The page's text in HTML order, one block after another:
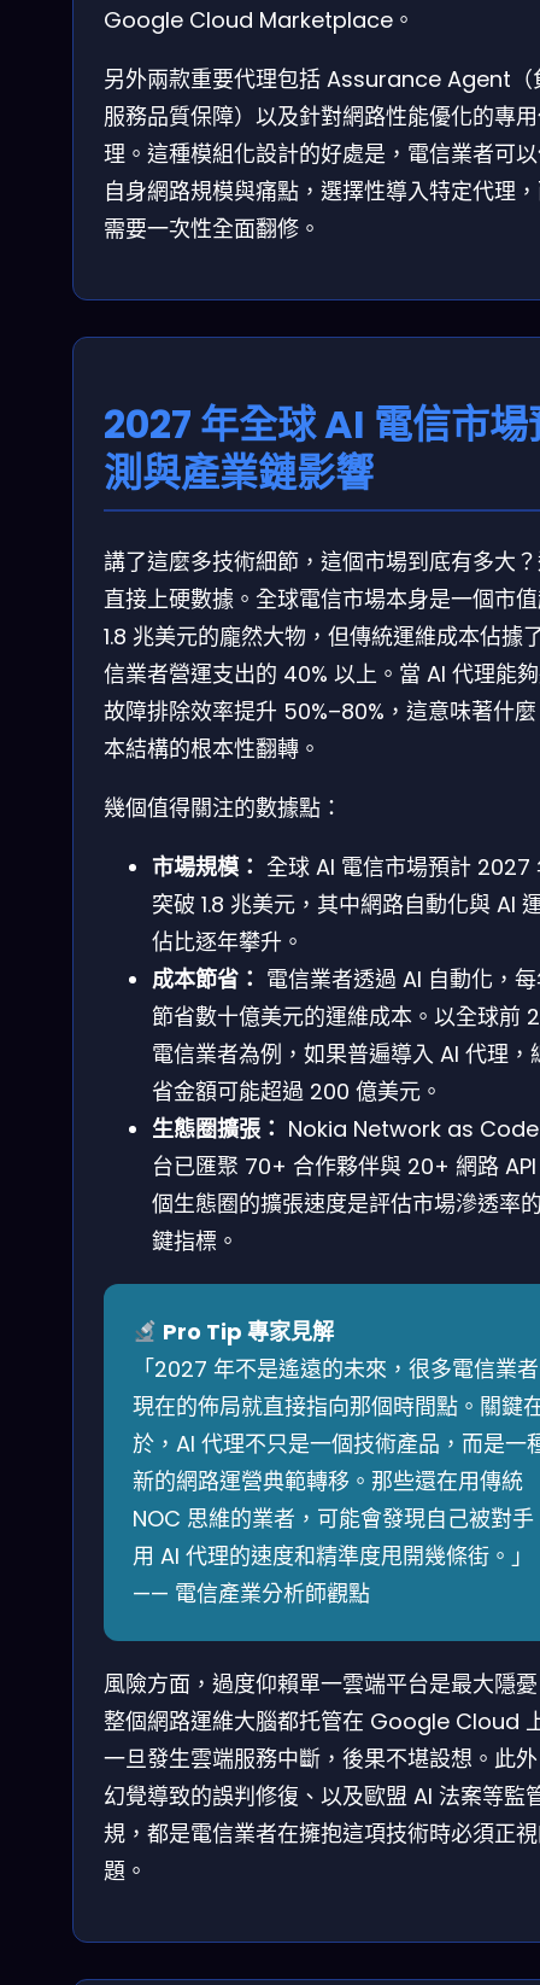
Google Cloud Marketplace。
另外兩款重要代理包括 Assurance Agent（
服務品質保障）以及針對網路性能優化的專
理。這種模組化設計的好處是，電信業者可
自身網路規模與痛點，選擇性導入特定代理
需要一次性全面翻修。
2027 年全球 AI 電信市場
測與產業鏈影響
講了這麼多技術細節，這個市場到底有多大
直接上硬數據。全球電信市場本身是一個市
1.8 兆美元的龐然大物，但傳統運維成本佔據
信業者營運支出的 40% 以上。當 AI 代理能
故障排除效率提升 50%–80%，這意味著什
本結構的根本性翻轉。
幾個值得關注的數據點：
市場規模： 全球 AI 電信市場預計 2027
突破 1.8 兆美元，其中網路自動化與 AI
佔比逐年攀升。
成本節省： 電信業者透過 AI 自動化，
節省數十億美元的運維成本。以全球前
電信業者為例，如果普遍導入 AI 代理，
省金額可能超過 200 億美元。
生態圈擴張： Nokia Network as
台已匯聚 70+ 合作夥伴與 20+ 網路
個生態圈的擴張速度是評估市場滲透率
鍵指標。
Pro Tip 專家見解
「2027 年不是遙遠的未來，很多電信業者
現在的佈局就直接指向那個時間點。關鍵
於，AI 代理不只是一個技術產品，而是一
新的網路運營典範轉移。那些還在用傳統
NOC 思維的業者，可能會發現自己被對手
用 AI 代理的速度和精準度甩開幾條街。」
—— 電信產業分析師觀點
風險方面，過度仰賴單一雲端平台是最大隱
整個網路運維大腦都托管在 Google Cloud
一旦發生雲端服務中斷，後果不堪設想。此
幻覺導致的誤判修復、以及歐盟 AI 法案等監
規，都是電信業者在擁抱這項技術時必須正
題。